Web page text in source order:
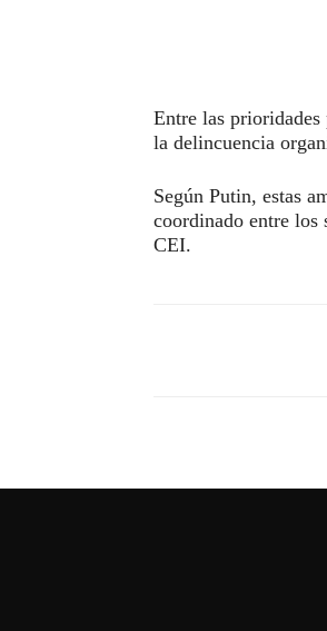
Entre las
la delincuencia
Según Putin, estas
coordinado entre los
CEI.